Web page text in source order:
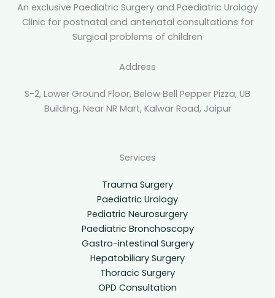
An exclusive Paediatric Surgery and Paediatric Urology
Clinic for postnatal and antenatal consultations for
Surgical problems of children
Address
S-2, Lower Ground Floor, Below Bell Pepper Pizza, UB
Building, Near NR Mart, Kalwar Road, Jaipur
Services
Trauma Surgery
Paediatric Urology
Pediatric Neurosurgery
Paediatric Bronchoscopy
Gastro-intestinal Surgery
Hepatobiliary Surgery
Thoracic Surgery
OPD Consultation